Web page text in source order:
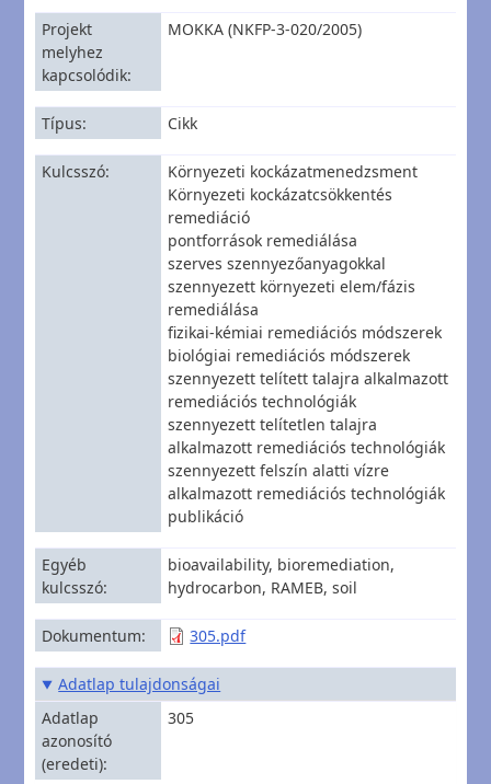
Projekt
melyhez
kapcsolódik
MOKKA (NKFP-3-020/2005)
Típus Cikk
Kulcsszó
Környezeti kockázatmenedzsment
Környezeti kockázatcsökkentés
remediáció
pontforrások remediálása
szerves szennyezőanyagokkal
szennyezett környezeti elem/fázis
remediálása
fizikai-kémiai remediációs módszerek
biológiai remediációs módszerek
szennyezett telített talajra alkalmazott
remediációs technológiák
szennyezett telítetlen talajra
alkalmazott remediációs technológiák
szennyezett felszín alatti vízre
alkalmazott remediációs technológiák
publikáció
Egyéb
kulcsszó
bioavailability, bioremediation,
hydrocarbon, RAMEB, soil
Dokumentum 305.pdf
Adatlap tulajdonságai
Adatlap
azonosító
(eredeti)
305